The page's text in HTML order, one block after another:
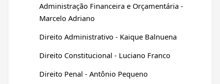
Administração Financeira e Orçamentária -
Marcelo Adriano
Direito Administrativo - Kaique Balnuena
Direito Constitucional - Luciano Franco
Direito Penal - Antônio Pequeno